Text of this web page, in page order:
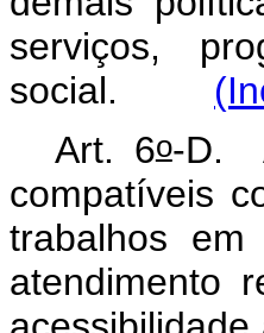
serviços,
social.
Art. 6o-D.
compatíveis
trabalhos
atendimento